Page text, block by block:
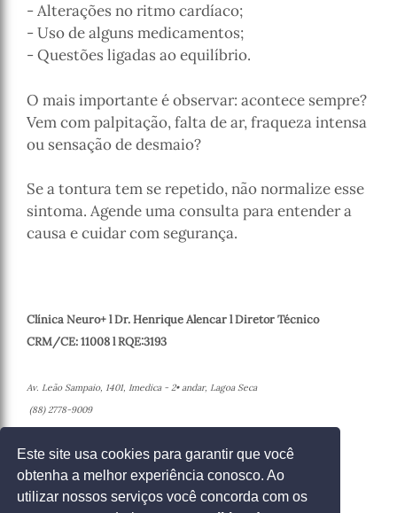
Este site usa cookies para garantir que você
obtenha a melhor experiência conosco. Ao
utilizar nossos serviços você concorda com os
- Alterações no ritmo cardíaco;
- Uso de alguns medicamentos;
- Questões ligadas ao equilíbrio.
O mais importante é observar: acontece sempre?
Vem com palpitação, falta de ar, fraqueza intensa
ou sensação de desmaio?
Se a tontura tem se repetido, não normalize esse
sintoma. Agende uma consulta para entender a
causa e cuidar com segurança.
Clínica Neuro+ l Dr. Henrique Alencar l Diretor Técnico
CRM/CE: 11008 l RQE:3193
Av. Leão Sampaio, 1401, Imedica - 2• andar, Lagoa Seca
(88) 2778-9009
Entrar em contato